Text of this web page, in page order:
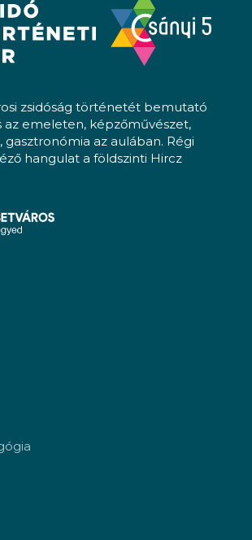
zsidóság történetét bemutató
az emeleten, képzőművészet,
gasztronómia az aulában. Régi
hangulat a földszinti Hircz